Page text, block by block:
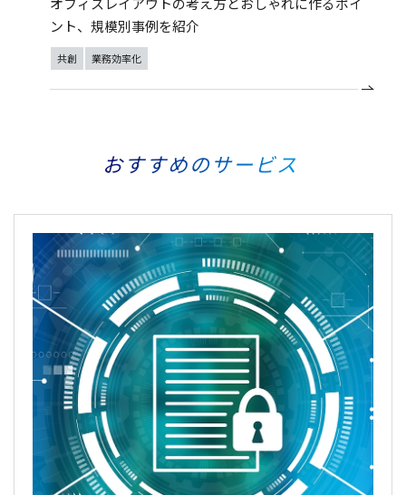
ント、規模別事例を紹介
共創 業務効率化
おすすめのサービス